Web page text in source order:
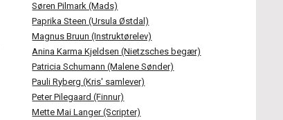
Søren Pilmark (Mads)
Paprika Steen (Ursula Østdal)
Magnus Bruun (Instruktørelev)
Anina Karma Kjeldsen (Nietzsches begær)
Patricia Schumann (Malene Sønder)
Pauli Ryberg (Kris' samlever)
Peter Pilegaard (Finnur)
Mette Mai Langer (Scripter)